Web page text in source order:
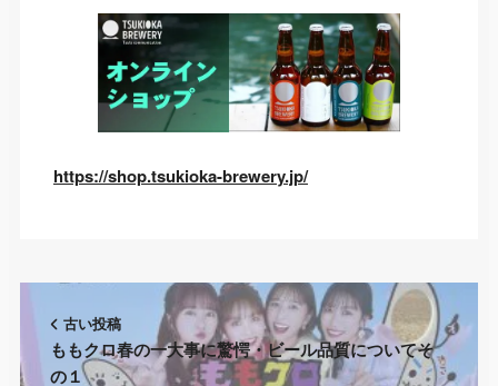
https://shop.tsukioka-brewery.jp/
古い投稿
ももクロ春の一大事に驚愕・ビール品質についてそ
の１